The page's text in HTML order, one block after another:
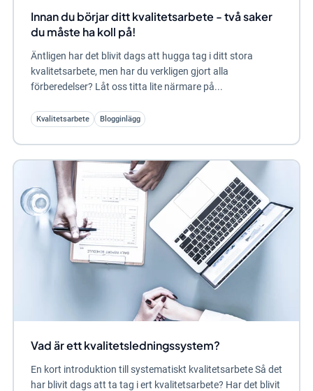
Innan du börjar ditt kvalitetsarbete - två saker
du måste ha koll på!
Äntligen har det blivit dags att hugga tag i ditt stora
kvalitetsarbete, men har du verkligen gjort alla
förberedelser? Låt oss titta lite närmare på...
Kvalitetsarbete Blogginlägg
Vad är ett kvalitetsledningssystem?
En kort introduktion till systematiskt kvalitetsarbete Så det
har blivit dags att ta tag i ert kvalitetsarbete? Har det blivit